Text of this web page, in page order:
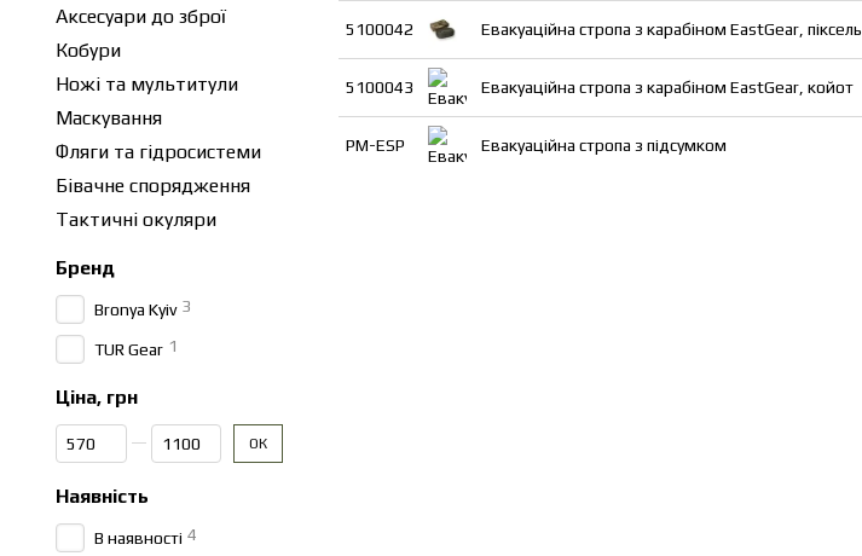
5100042 Евакуаційна стропа з карабіном EastGear, піксель
5100043 Евакуаційна стропа з карабіном EastGear, койот
PM-ESP Евакуаційна стропа з підсумком
Аксесуари до зброї
Кобури
Ножі та мультитули
Маскування
Фляги та гідросистеми
Бівачне спорядження
Тактичні окуляри
Бренд
Bronya Kyiv 3
TUR Gear 1
Ціна, грн
ОК
Наявність
В наявності 4